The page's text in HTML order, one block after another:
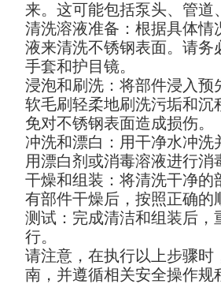
来。这可能包括泵头、管道
清洗溶液准备：根据具体
液来清洗不锈钢表面。请务
手套和护目镜。
浸泡和刷洗：将部件浸入预
软毛刷轻柔地刷洗污垢和
免对不锈钢表面造成损伤。
冲洗和漂白：用干净水冲
用漂白剂或消毒溶液进行消
干燥和组装：将清洗干净
有部件干燥后，按照正确的
测试：完成清洁和组装后
行。
请注意，在执行以上步骤
南，并遵循相关安全操作规